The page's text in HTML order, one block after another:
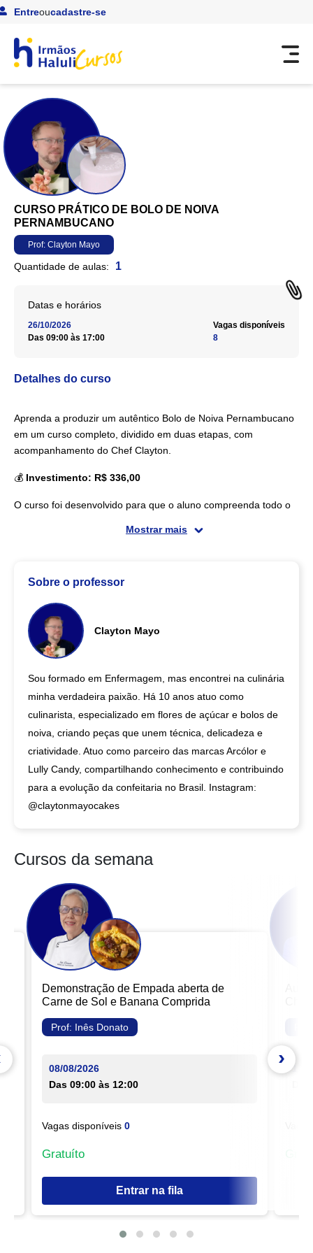
Entreoucadastre-se
CURSO PRÁTICO DE BOLO DE NOIVA
PERNAMBUCANO
Prof: Clayton Mayo
Quantidade de aulas: 1
Datas e horários
26/10/2026
Das 09:00 às 17:00
Vagas disponíveis
8
Detalhes do curso
Aprenda a produzir um autêntico Bolo de Noiva Pernambucano
em um curso completo, dividido em duas etapas, com
acompanhamento do Chef Clayton.
💰 Investimento: R$ 336,00
O curso foi desenvolvido para que o aluno compreenda todo o
finalização profissional do bolo.
(Pré-prática)
Disponibilizada no grupo exclusivo da turma no WhatsApp,
mediante pagamento da inscrição.
Nesta etapa, o aluno aprenderá todo o processo de preparo do
bolo que será levado para a aula prática.
Conteúdo:
Massa do bolo
Batimento correto: ponto ideal e erros comuns
Seleção das frutas
Uso correto do forno (temperatura e ponto de assamento)
Preparo da forma: untagem, papel manteiga e
📌 ETAPA 2 — AULA PRÁTICA
PRESENCIAL (Mão na Massa)
Momento de colocar o conhecimento em prática, aprendendo a
montagem, acabamento e decoração profissional do Bolo de
Noiva Pernambucano.
Conteúdo prático:
Glacê Mármore
Pré-mármore
Como evitar rachaduras
Quinas perfeitas
Produção e secagem
Aplicação perfeita no bolo
Mostrar mais
Sobre o professor
Clayton Mayo
Sou formado em Enfermagem, mas encontrei na culinária
minha verdadeira paixão. Há 10 anos atuo como
culinarista, especializado em flores de açúcar e bolos de
noiva, criando peças que unem técnica, delicadeza e
criatividade. Atuo como parceiro das marcas Arcólor e
Lully Candy, compartilhando conhecimento e contribuindo
para a evolução da confeitaria no Brasil. Instagram:
@claytonmayocakes
Cursos da semana
Demonstração de Empada aberta de
Carne de Sol e Banana Comprida
Prof: Inês Donato
08/08/2026
Das 09:00 às 12:00
Vagas disponíveis 0
Gratuíto
Entrar na fila
10/
›